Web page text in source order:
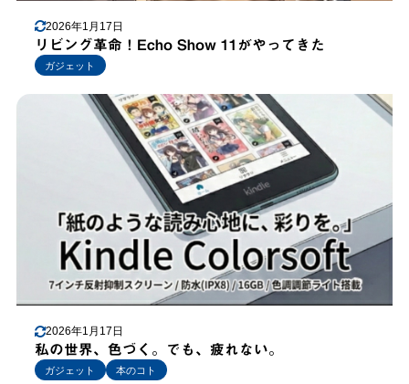
2026年1月17日
リビング革命！Echo Show 11がやってきた
ガジェット
2026年1月17日
私の世界、色づく。でも、疲れない。
ガジェット 本のコト